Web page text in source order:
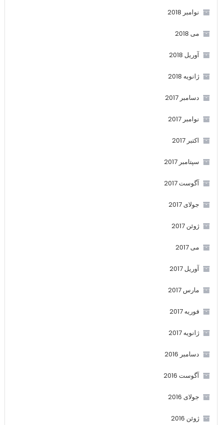
نوامبر 2018
می 2018
آوریل 2018
ژانویه 2018
دسامبر 2017
نوامبر 2017
اکتبر 2017
سپتامبر 2017
آگوست 2017
جولای 2017
ژوئن 2017
می 2017
آوریل 2017
مارس 2017
فوریه 2017
ژانویه 2017
دسامبر 2016
آگوست 2016
جولای 2016
ژوئن 2016